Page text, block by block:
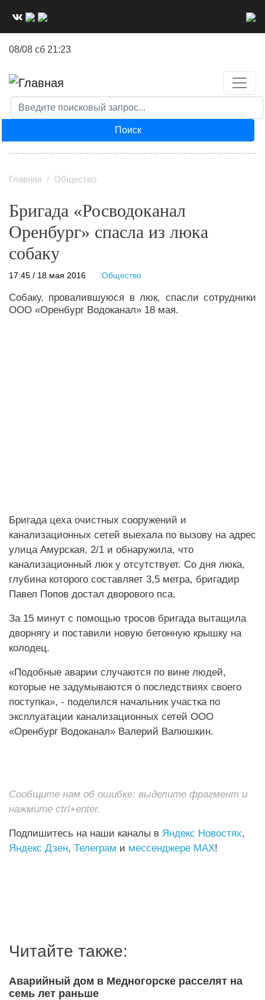
08/08 сб 21:23
Поиск
Главная Общество
Бригада «Росводоканал
Оренбург» спасла из люка
собаку
17:45 / 18 мая 2016 Общество
Собаку, провалившуюся в люк, спасли сотрудники
ООО «Оренбург Водоканал» 18 мая.
Бригада цеха очистных сооружений и
канализационных сетей выехала по вызову на адрес
улица Амурская, 2/1 и обнаружила, что
канализационный люк у отсутствует. Со дня люка,
глубина которого составляет 3,5 метра, бригадир
Павел Попов достал дворового пса.
За 15 минут с помощью тросов бригада вытащила
дворнягу и поставили новую бетонную крышку на
колодец.
«Подобные аварии случаются по вине людей,
которые не задумываются о последствиях своего
поступка», - поделился начальник участка по
эксплуатации канализационных сетей ООО
«Оренбург Водоканал» Валерий Валюшкин.
Сообщите нам об ошибке: выделите фрагмент и
нажмите ctrl+enter.
Подпишитесь на наши каналы в Яндекс Новостях,
Яндекс Дзен, Телеграм и мессенджере MAX!
Читайте также:
Аварийный дом в Медногорске расселят на
семь лет раньше